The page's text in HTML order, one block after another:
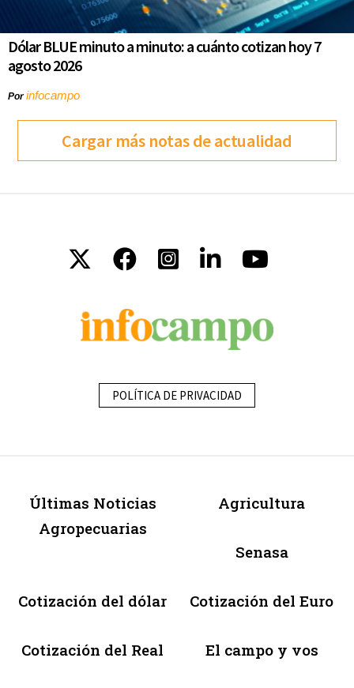
Dólar BLUE minuto a minuto: a cuánto cotizan hoy 7
agosto 2026
Porinfocampo
Cargar más notas de actualidad
POLÍTICA DE PRIVACIDAD
Últimas Noticias
Agropecuarias
Agricultura
Senasa
Cotización del dólar Cotización del Euro
Cotización del Real El campo y vos